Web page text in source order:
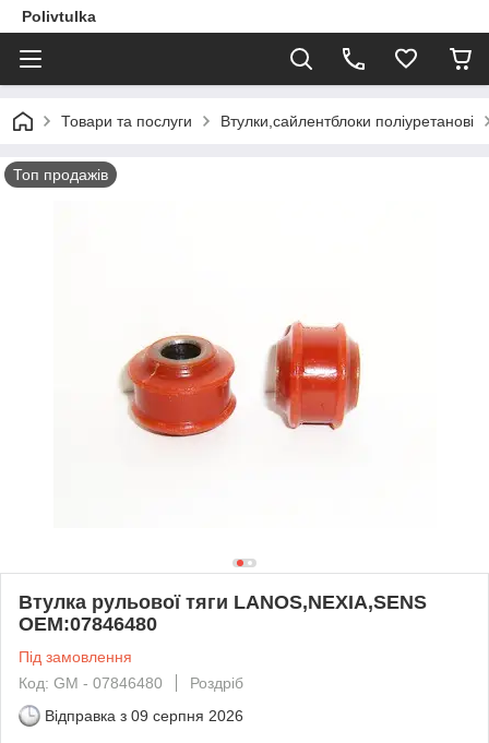
Polivtulka
Товари та послуги Втулки,сайлентблоки поліуретанові
Топ продажів
Втулка рульової тяги LANOS,NEXIA,SENS
ОЕМ:07846480
Під замовлення
Код: GM - 07846480
Роздріб
Відправка з 09 серпня 2026